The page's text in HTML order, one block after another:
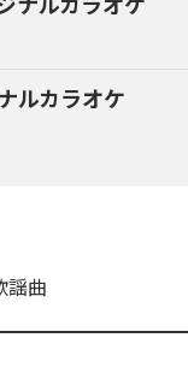
ルカラオケ
謡曲